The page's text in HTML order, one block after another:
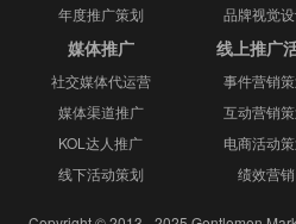
年度推广策划
品牌视觉
媒体推广
社交媒体代运营
媒体渠道推广
KOL达人推广
线下活动策划
线上推广
事件营销
互动营销
电商活动
绩效营销